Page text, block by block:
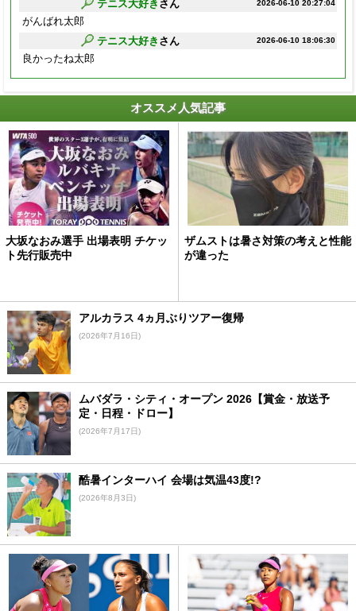
2026-06-10 20:27:04
テニス大好き さん
がんばれ太郎
2026-06-10 18:06:30
テニス大好き さん
良かったね太郎
オススメ人気記事
大坂なおみ選手 出場表明 チケッ
ト先行販売中
ザムストは暑さ対策の考えと性能
が違った
アルカラス 4ヵ月ぶりツアー復帰
(2026年7月16日)
ムバダラ・シティ・オープン 2026【賞金・放送予
定・日程・ドロー】
(2026年7月17日)
酷暑インターハイ 会場は気温43度!?
(2026年8月3日)